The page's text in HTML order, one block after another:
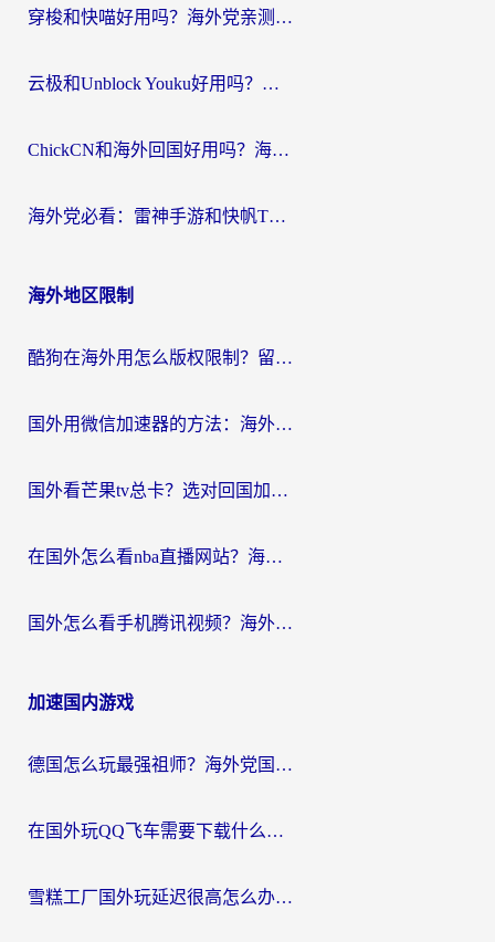
穿梭和快喵好用吗？海外党亲测：小众加速器对比+番茄加速器深度体验
云极和Unblock Youku好用吗？海外党亲测+2026回国加速器避坑指南
ChickCN和海外回国好用吗？海外党2026亲测：从手游到影音，选对加速器的3个关键
海外党必看：雷神手游和快帆TV版好用吗？3步选对回国加速器不踩坑
海外地区限制
酷狗在海外用怎么版权限制？留学生亲测：3步解决听国内音乐难题
国外用微信加速器的方法：海外党无缝连接国内生活的实用指南
国外看芒果tv总卡？选对回国加速器，轻松追《浪姐》不费劲
在国外怎么看nba直播网站？海外党专属体育观赛指南，告别地区限制！
国外怎么看手机腾讯视频？海外党亲测有效的追剧加速器选择指南
加速国内游戏
德国怎么玩最强祖师？海外党国服游戏加速器选择全攻略（附宝可梦Online实测）
在国外玩QQ飞车需要下载什么加速器呢？海外党亲测有效的国服游戏加速指南
雪糕工厂国外玩延迟很高怎么办？海外玩家国服游戏加速终极攻略（附实测推荐）